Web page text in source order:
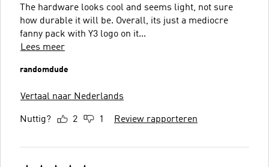
The hardware looks cool and seems light, not sure
how durable it will be. Overall, its just a mediocre
fanny pack with Y3 logo on it...
Lees meer
randomdude
Vertaal naar Nederlands
Nuttig? 2 1 Review rapporteren